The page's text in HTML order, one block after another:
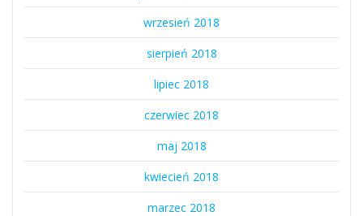
wrzesień 2018
sierpień 2018
lipiec 2018
czerwiec 2018
maj 2018
kwiecień 2018
marzec 2018